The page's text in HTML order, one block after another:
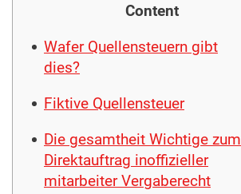
Content
Wafer Quellensteuern gibt
dies?
Fiktive Quellensteuer
Die gesamtheit Wichtige zum
Direktauftrag inoffizieller
mitarbeiter Vergaberecht